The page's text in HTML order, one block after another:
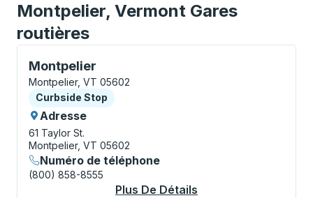
Montpelier, Vermont Gares
routières
Montpelier
Curbside Stop, utilisez les touches fléchées ou la
Montpelier, VT 05602
Curbside Stop
Curbside Stop
Adresse
61 Taylor St.
Montpelier, VT 05602
Numéro de téléphone
(800) 858-8555
Plus De Détails